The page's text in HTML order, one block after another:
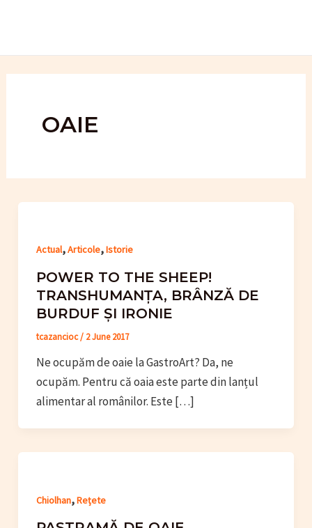
OAIE
Actual,Articole,Istorie
POWER TO THE SHEEP!
TRANSHUMANȚA, BRÂNZĂ DE
BURDUF ȘI IRONIE
tcazancioc/ 2 June 2017
Ne ocupăm de oaie la GastroArt? Da, ne
ocupăm. Pentru că oaia este parte din lanțul
alimentar al românilor. Este […]
Chiolhan,Rețete